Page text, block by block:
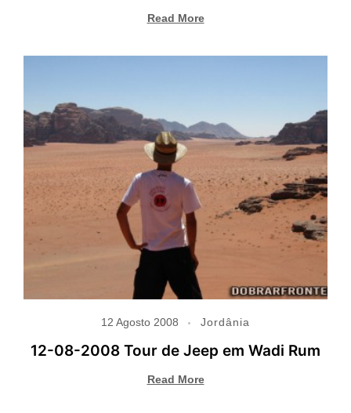
Read More
12 Agosto 2008 Jordânia
12-08-2008 Tour de Jeep em Wadi Rum
Read More